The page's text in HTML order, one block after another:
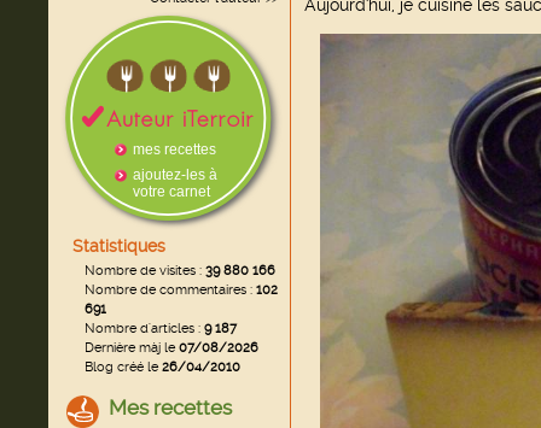
mes recettes
ajoutez-les à
votre carnet
Statistiques
Nombre de visites : 39 880 166
Nombre de commentaires : 102
691
Nombre d'articles : 9 187
Dernière màj le07/08/2026
Blog créé le26/04/2010
Mes recettes
Aujourd'hui, je cuisine les